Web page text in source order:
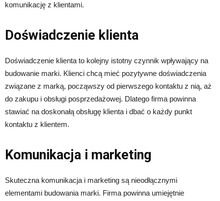
komunikację z klientami.
Doświadczenie klienta
Doświadczenie klienta to kolejny istotny czynnik wpływający na
budowanie marki. Klienci chcą mieć pozytywne doświadczenia
związane z marką, począwszy od pierwszego kontaktu z nią, aż
do zakupu i obsługi posprzedażowej. Dlatego firma powinna
stawiać na doskonałą obsługę klienta i dbać o każdy punkt
kontaktu z klientem.
Komunikacja i marketing
Skuteczna komunikacja i marketing są nieodłącznymi
elementami budowania marki. Firma powinna umiejętnie